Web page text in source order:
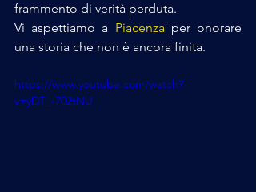
frammento di verità perduta.
Vi aspettiamo a Piacenza per onorare
una storia che non è ancora finita.
https://www.youtube.com/watch?
v=yDT_-702tNU